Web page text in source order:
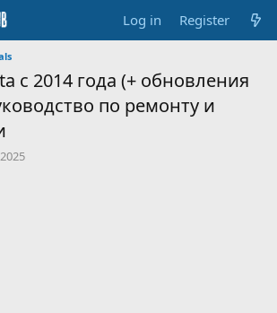
Log in Register
с 2014 года (+ обновления
по ремонту и